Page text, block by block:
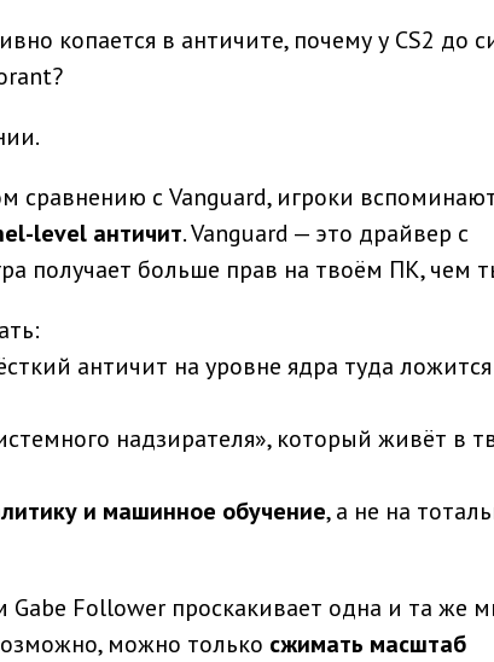
копается в античите, почему у CS2 до
сравнению с Vanguard, игроки
level античит. Vanguard — это драйвер с
получает больше прав на твоём ПК, чем
античит на уровне ядра туда
надзирателя», который живёт в
и машинное обучение, а не на
Follower проскакивает одна и та же
можно только сжимать масштаб